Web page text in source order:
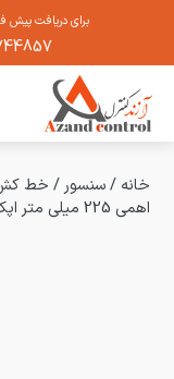
برای دریافت پیش
خانه /سنسور / خط
اهمی 225 میلی متر اپکن LPC-225mm